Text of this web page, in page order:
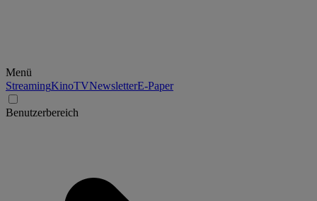
Menü
StreamingKinoTVNewsletterE-Paper
Benutzerbereich